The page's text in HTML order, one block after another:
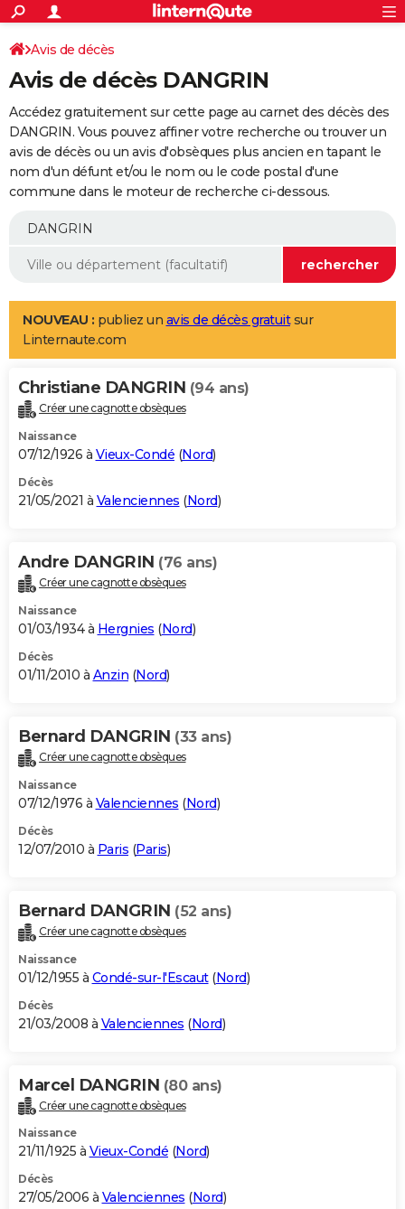
ACTUALITÉS
Politique
Société
Faits Divers
Education
Monde
Villes
+
SPORT
Coupe du monde 2026
Football
Tennis
Cyclisme
Rugby
Forum
Programme TV
TNT
Streaming
Cinéma
Sorties cinéma
Musique
+
FINANCE
Retraite
Epargne
Immobilier
Risques naturels par ville
Banque
Assurance
AUTO
Essais
Réserver un essai
Citadines
Berlines
SUV
Forum auto
+
Mobiles
Meilleur smartphone
Internet
Ordinateurs
Jeux vidéo
Guide high-tech
Aménagement intérieur
LIFESTYLE
Art de vivre
Bien-être
Loisirs
Mode
Modes de vie
Alimentation
Guide de la santé
Maladies
Médicaments
Sommeil
VOYAGE
Destinations
City break
Voyage nature
Voyage de noces
Forum
Climat
+PHOTO
GUIDES D'ACHAT
BONS PLANS
Carte de Noël
Carte Bonne année
Carte Saint-Valentin
Carte Pâques
Carte d'anniversaire
DICTIONNAIRE
Dictionnaire
Biographies
Citations
Expressions
Proverbes
PROGRAMME TV
S'inscrire
Se connecter
Lycées
Collèges
Primaires
Universités
Entreprises
Service militaire
Avis de recherche
AVIS DE DÉCÈS
Bricolage
Lifestyle
Culture
Sport
Auto
Television
Voyage
Cinema
Avis de décès
Avis de décès DANGRIN
Accédez gratuitement sur cette page au carnet des décès des
DANGRIN. Vous pouvez affiner votre recherche ou trouver un
avis de décès ou un avis d'obsèques plus ancien en tapant le
nom d'un défunt et/ou le nom ou le code postal d'une
commune dans le moteur de recherche ci-dessous.
NOUVEAU : publiez un avis de décès gratuitsur
Linternaute.com
Christiane DANGRIN (94 ans)
Créer une cagnotte obsèques
Naissance
07/12/1926 à Vieux-Condé (Nord)
Décès
21/05/2021 à Valenciennes (Nord)
Andre DANGRIN (76 ans)
Créer une cagnotte obsèques
Naissance
01/03/1934 à Hergnies (Nord)
Décès
01/11/2010 à Anzin (Nord)
Bernard DANGRIN (33 ans)
Créer une cagnotte obsèques
Naissance
07/12/1976 à Valenciennes (Nord)
Décès
12/07/2010 à Paris (Paris)
Bernard DANGRIN (52 ans)
Créer une cagnotte obsèques
Naissance
01/12/1955 à Condé-sur-l'Escaut(Nord)
Décès
21/03/2008 à Valenciennes (Nord)
Marcel DANGRIN (80 ans)
Créer une cagnotte obsèques
Naissance
21/11/1925 à Vieux-Condé (Nord)
Décès
27/05/2006 à Valenciennes (Nord)